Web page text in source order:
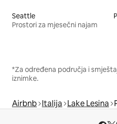
Seattle
Prostori za mjesečni najam
*Za određena područja i
iznimke.
Airbnb Italija Lake Lesina